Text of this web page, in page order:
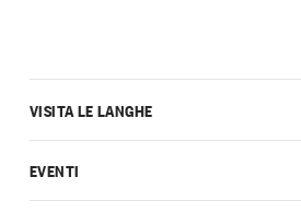
VISITA LE LANGHE
EVENTI